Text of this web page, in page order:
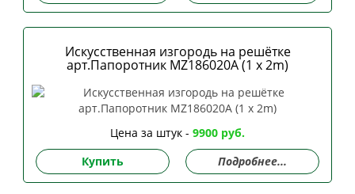
Искусственная изгородь на решётке
арт.Папоротник MZ186020A (1 x 2m)
Цена за штук - 9900 руб.
Купить
Подробнее...